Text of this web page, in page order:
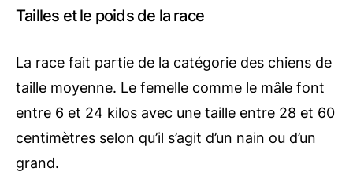
Tailles et le poids de la race
La race fait partie de la catégorie des chiens de
taille moyenne. Le femelle comme le mâle font
entre 6 et 24 kilos avec une taille entre 28 et 60
centimètres selon qu’il s’agit d’un nain ou d’un
grand.